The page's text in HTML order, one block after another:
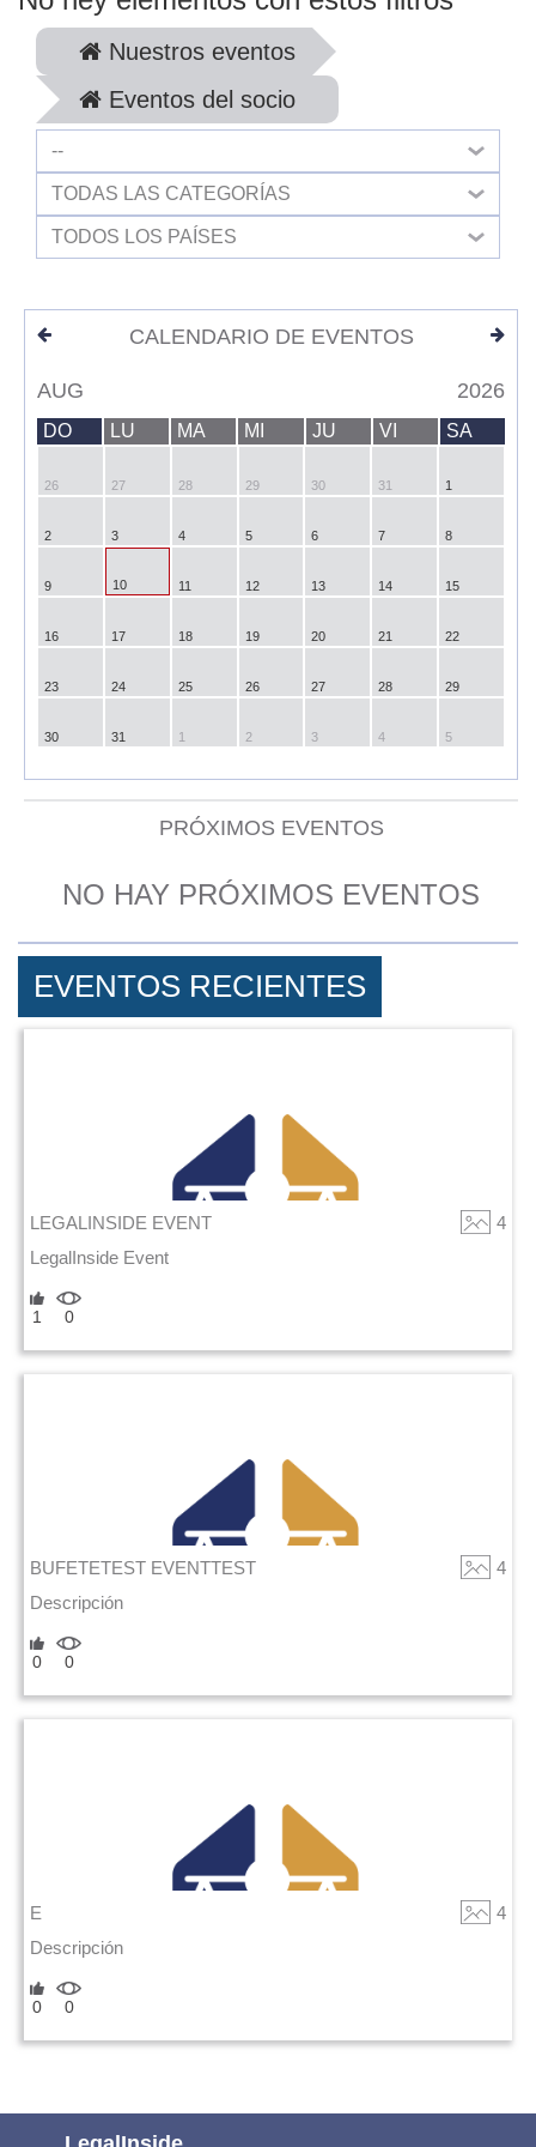
Nuestros eventos
Eventos del socio
--
TODAS LAS CATEGORÍAS
TODOS LOS PAÍSES
CALENDARIO DE EVENTOS
AUG 2026
DO LU MA MI JU VI SA
26 27 28 29 30 31 1
2 3 4 5 6 7 8
9 10 11 12 13 14 15
16 17 18 19 20 21 22
23 24 25 26 27 28 29
30 31 1 2 3 4 5
PRÓXIMOS EVENTOS
NO HAY PRÓXIMOS EVENTOS
EVENTOS RECIENTES
LEGALINSIDE EVENT
4
LegalInside Event
1 0
BUFETETEST EVENTTEST
4
Descripción
0 0
E
4
Descripción
0 0